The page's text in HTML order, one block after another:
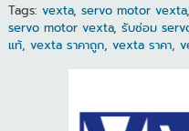
Tags: vexta, servo motor vexta,
servo motor vexta, รับซ่อม
แท้, vexta ราคาถูก, vexta ราคา,